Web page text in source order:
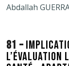
Abdallah
81 –
L’ÉVALUATION